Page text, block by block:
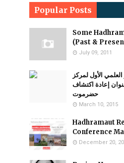
Popular Posts
Some
(Past &
July 09, 2011
الأول لمركز
إعادة اكتشاف
حضرموت
March 10, 2015
Hadhramaut
Conference
December 20,